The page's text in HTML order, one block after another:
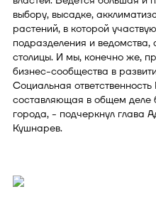
выбору, высадке,
растений, в которой
подразделения и
столицы. И мы, конечно же,
бизнес-сообщества в
Социальная
составляющая в общем деле
города, - подчеркнул глава
Кушнарев.